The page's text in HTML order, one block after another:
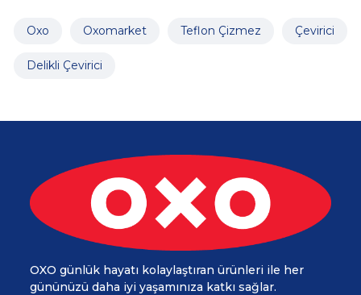
Oxo Oxomarket Teflon Çizmez Çevirici
Delikli Çevirici
OXO günlük hayatı kolaylaştıran ürünleri ile her
gününüzü daha iyi yaşamınıza katkı sağlar.